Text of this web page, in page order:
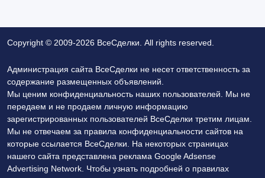
Copyright © 2009-2026 ВсеСделки. All rights reserved.
Администрация сайта ВсеСделки не несет ответственность за
содержание размещенных объявлений.
Мы ценим конфиденциальность наших пользователей. Мы не
передаем и не продаем личную информацию
зарегистрированных пользователей ВсеСделки третим лицам.
Мы не отвечаем за правила конфиденциальности сайтов на
которые ссылается ВсеСделки. На некоторых страницах
нашего сайта представлена реклама Google Adsense
Advertising Network. Чтобы узнать подробней о правилах